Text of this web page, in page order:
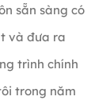
sẵn sàng có
và đưa ra
trình chính
trong năm